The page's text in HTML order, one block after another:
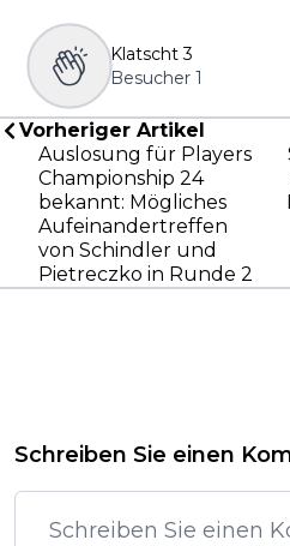
Klatscht 3
Besucher 1
Vorheriger Artikel
Auslosung für Players
Championship 24
bekannt: Mögliches
Aufeinandertreffen
von Schindler und
Pietreczko in Runde 2
Schreiben Sie einen